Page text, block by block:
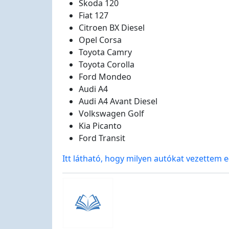
Skoda 120
Fiat 127
Citroen BX Diesel
Opel Corsa
Toyota Camry
Toyota Corolla
Ford Mondeo
Audi A4
Audi A4 Avant Diesel
Volkswagen Golf
Kia Picanto
Ford Transit
Itt látható, hogy milyen autókat vezettem